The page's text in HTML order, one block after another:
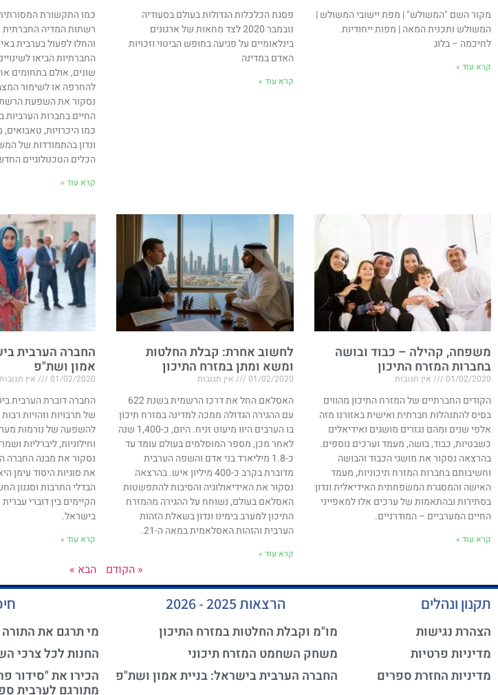
מקור השם "המשולש" | מפת יישובי המשולש |
המשולש ותכנית המאה | מפות ייחודיות
לחיכמה – בלוג​
קרא עוד »
פסגת הכלכלות הגדולות בעולם בסעודיה
נובמבר 2020 לצד מחאות של ארגונים
בינלאומיים על פגיעה בחופש הביטוי וזכויות
האדם במדינה
קרא עוד »
כמו התקשורת המסורתית
רשתות המדיה החברתית
והחלו לפעול בערבית
החברתיות הביאו
שונים, אולם בתחומים
להחרפה או לשימור
נסקור את השפעת
החיים בחברות הערביות
כמו היכרויות,
ונדון בהתמודדות של
הכלים הטכנולוגיים
קרא עוד »
משפחה, קהילה – כבוד ובושה
בחברות המזרח התיכון
01/02/2020 אין תגובות
הקודים החברתיים של המזרח התיכון מהווים
בסיס להתנהלות חברתית ואישית באזורנו מזה
אלפי שנים ומהם נגזרים מושגים ואידיאלים
כשבטיות, כבוד, בושה, מעמד וערכים נוספים.
בהרצאה נסקור את מושגי הכבוד והבושה
וחשיבותם בחברות המזרח תיכוניות, מעמד
האישה והמסגרת המשפחתית האידיאלית ונדון
בסתירות ובהתאמות של ערכים אלו למאפייני
החיים המערביים – המודרניים.
קרא עוד »
לחשוב אחרת: קבלת החלטות
ומשא ומתן במזרח התיכון
01/02/2020 אין תגובות
האסלאם החל את דרכו הרשמית בשנת 622
עם ההגירה הגדולה ממכה למדינה במזרח תיכון
בו הערבים היוו מיעוט זניח. היום, כ-1,400 שנה
לאחר מכן, מספר המוסלמים בעולם עומד עד
כ-1.8 מיליארד בני אדם והשפה הערבית
מדוברת בקרב כ-400 מיליון איש. בהרצאה
נסקור את האידיאולוגיה והסיבות להתפשטות
האסלאם בעולם, נשוחח על ההגירה מהמזרח
התיכון למערב בימינו ונדון בשאלת הזהות
הערבית והזהות האסלאמית במאה ה-21.
קרא עוד »
החברה הערבית
אמון ושת"פ
01/02/2020 אין תגובות
החברה דוברת הערבית
של תרבויות וזהויות רבות
להשפעה של נורמות
וחילוניות, ליברליות
נסקור את מבנה החברה
את סוגיות היסוד עימן
הבדלי התרבות וסגנון
הקיימים בין דוברי
בישראל.
קרא עוד »
« הקודם הבא »
תקנון ונהלים
הצהרת נגישות
מדיניות פרטיות
מדיניות החזרת ספרים
הרצאות 2025 - 2026
מו"מ וקבלת החלטות במזרח התיכון
משחק השחמט המזרח תיכוני
החברה הערבית בישראל: בניית אמון ושת"פ
מי תרגם את
החנות לכל צרכי
הכירו את "סידור
מתורגם לערבית